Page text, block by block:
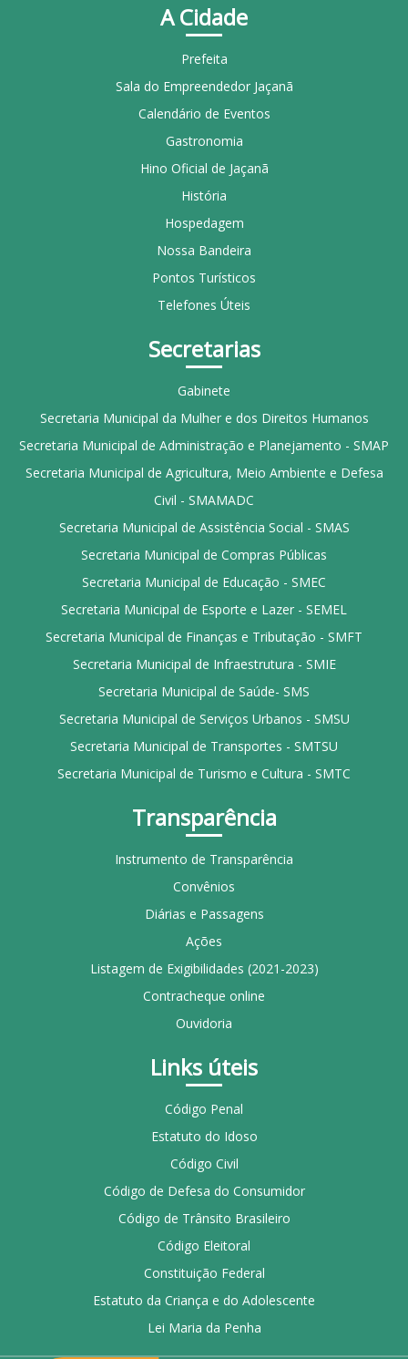
A Cidade
Prefeita
Sala do Empreendedor Jaçanã
Calendário de Eventos
Gastronomia
Hino Oficial de Jaçanã
História
Hospedagem
Nossa Bandeira
Pontos Turísticos
Telefones Úteis
Secretarias
Gabinete
Secretaria Municipal da Mulher e dos Direitos Humanos
Secretaria Municipal de Administração e Planejamento - SMAP
Secretaria Municipal de Agricultura, Meio Ambiente e Defesa
Civil - SMAMADC
Secretaria Municipal de Assistência Social - SMAS
Secretaria Municipal de Compras Públicas
Secretaria Municipal de Educação - SMEC
Secretaria Municipal de Esporte e Lazer - SEMEL
Secretaria Municipal de Finanças e Tributação - SMFT
Secretaria Municipal de Infraestrutura - SMIE
Secretaria Municipal de Saúde- SMS
Secretaria Municipal de Serviços Urbanos - SMSU
Secretaria Municipal de Transportes - SMTSU
Secretaria Municipal de Turismo e Cultura - SMTC
Transparência
Instrumento de Transparência
Convênios
Diárias e Passagens
Ações
Listagem de Exigibilidades (2021-2023)
Contracheque online
Ouvidoria
Links úteis
Código Penal
Estatuto do Idoso
Código Civil
Código de Defesa do Consumidor
Código de Trânsito Brasileiro
Código Eleitoral
Constituição Federal
Estatuto da Criança e do Adolescente
Lei Maria da Penha